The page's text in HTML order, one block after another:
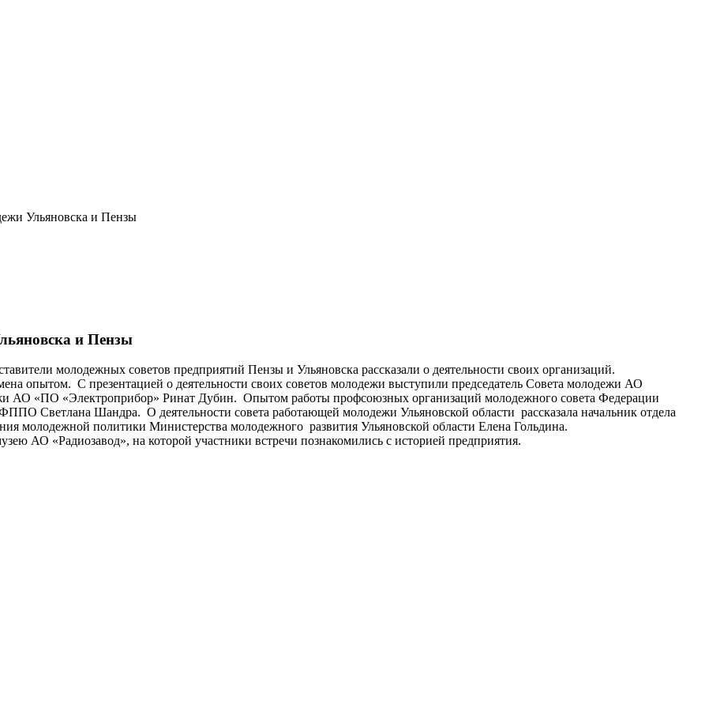
Ульяновска и Пензы
и Пензы
молодежных советов предприятий Пензы и Ульяновска рассказали о деятельности своих организаций.
опытом. С презентацией о деятельности своих советов молодежи выступили председатель Совета молодежи АО
АО «ПО «Электроприбор» Ринат Дубин. Опытом работы профсоюзных организаций молодежного совета Федерации
Светлана Шандра. О деятельности совета работающей молодежи Ульяновской области рассказала начальник отдела
молодежной политики Министерства молодежного развития Ульяновской области Елена Гольдина.
АО «Радиозавод», на которой участники встречи познакомились с историей предприятия.